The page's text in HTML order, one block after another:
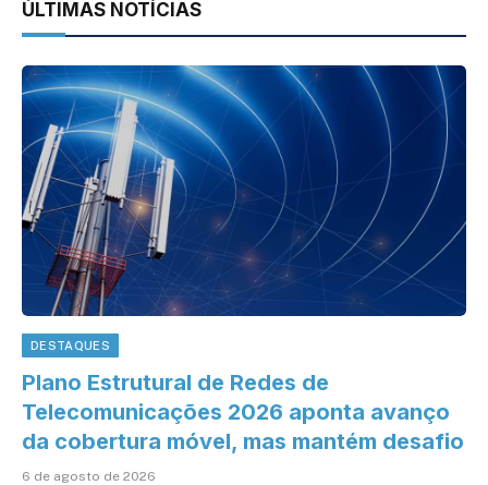
ÚLTIMAS NOTÍCIAS
DESTAQUES
Plano Estrutural de Redes de
Telecomunicações 2026 aponta avanço
da cobertura móvel, mas mantém desafio
6 de agosto de 2026